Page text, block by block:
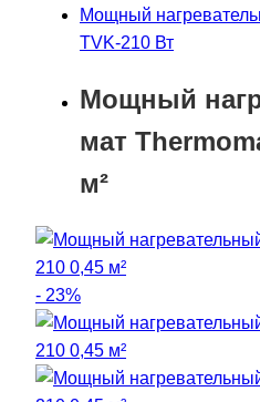
Мощный
TVK-210 Вт
Мощный
мат
м²
- 23%